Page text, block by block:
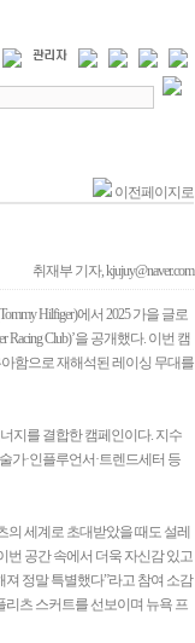
이전페이지로
취재부 기자, kjujuy@naver.com
Hilfiger)에서 2025 가을 글로
Club)’을 공개했다. 이번 캠
함으로 재해석된 레이싱 무대를
지를 결합한 캠페인이다. 지수
가·인플루언서·트렌드세터 등
세계로 초대받았을 때도 설레
번 공간 속에서 더욱 자신감 있고
정말 특별했다”라고 참여 소감
츠 스커트를 선보이며 뉴욕 프